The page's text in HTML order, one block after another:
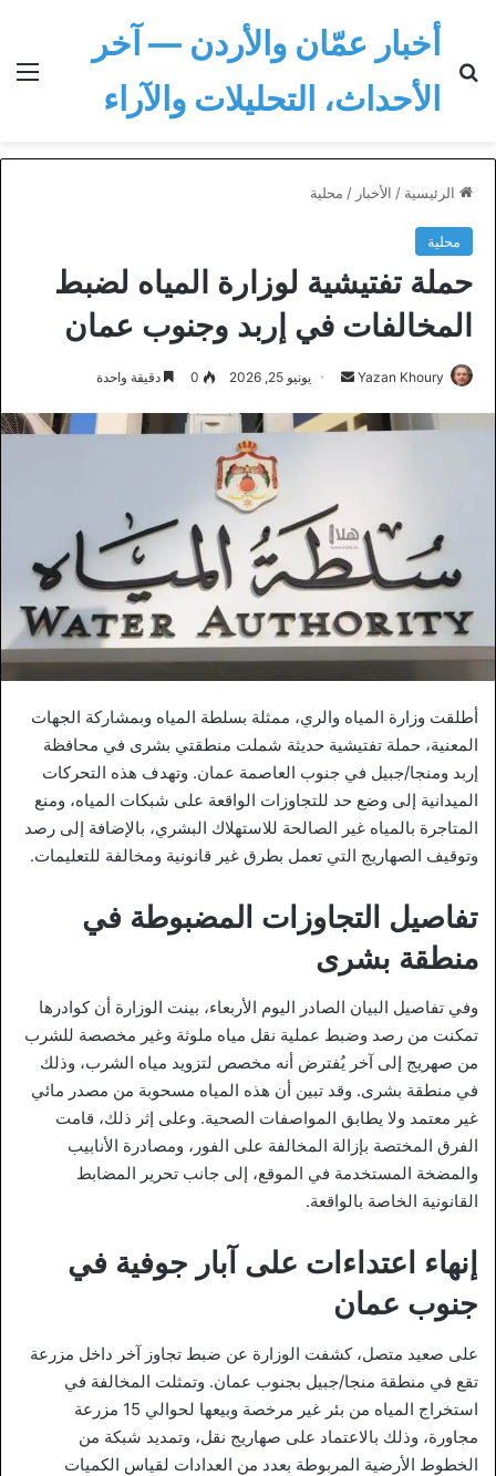
أخبار عمّان والأردن — آخر
الأحداث، التحليلات والآراء
الرئيسية / الأخبار / محلية
محلية
حملة تفتيشية لوزارة المياه لضبط
المخالفات في إربد وجنوب عمان
Yazan Khoury
أرسل
إلكترونيا
يونيو 25, 2026 0 دقيقة واحدة
أطلقت وزارة المياه والري، ممثلة بسلطة المياه وبمشاركة الجهات
المعنية، حملة تفتيشية حديثة شملت منطقتي بشرى في محافظة
إربد ومنجا/جبيل في جنوب العاصمة عمان. وتهدف هذه التحركات
الميدانية إلى وضع حد للتجاوزات الواقعة على شبكات المياه، ومنع
المتاجرة بالمياه غير الصالحة للاستهلاك البشري، بالإضافة إلى رصد
وتوقيف الصهاريج التي تعمل بطرق غير قانونية ومخالفة للتعليمات.
تفاصيل التجاوزات المضبوطة في
منطقة بشرى
وفي تفاصيل البيان الصادر اليوم الأربعاء، بينت الوزارة أن كوادرها
تمكنت من رصد وضبط عملية نقل مياه ملوثة وغير مخصصة للشرب
من صهريج إلى آخر يُفترض أنه مخصص لتزويد مياه الشرب، وذلك
في منطقة بشرى. وقد تبين أن هذه المياه مسحوبة من مصدر مائي
غير معتمد ولا يطابق المواصفات الصحية. وعلى إثر ذلك، قامت
الفرق المختصة بإزالة المخالفة على الفور، ومصادرة الأنابيب
والمضخة المستخدمة في الموقع، إلى جانب تحرير المضابط
القانونية الخاصة بالواقعة.
إنهاء اعتداءات على آبار جوفية في
جنوب عمان
على صعيد متصل، كشفت الوزارة عن ضبط تجاوز آخر داخل مزرعة
تقع في منطقة منجا/جبيل بجنوب عمان. وتمثلت المخالفة في
استخراج المياه من بئر غير مرخصة وبيعها لحوالي 15 مزرعة
مجاورة، وذلك بالاعتماد على صهاريج نقل، وتمديد شبكة من
الخطوط الأرضية المربوطة بعدد من العدادات لقياس الكميات